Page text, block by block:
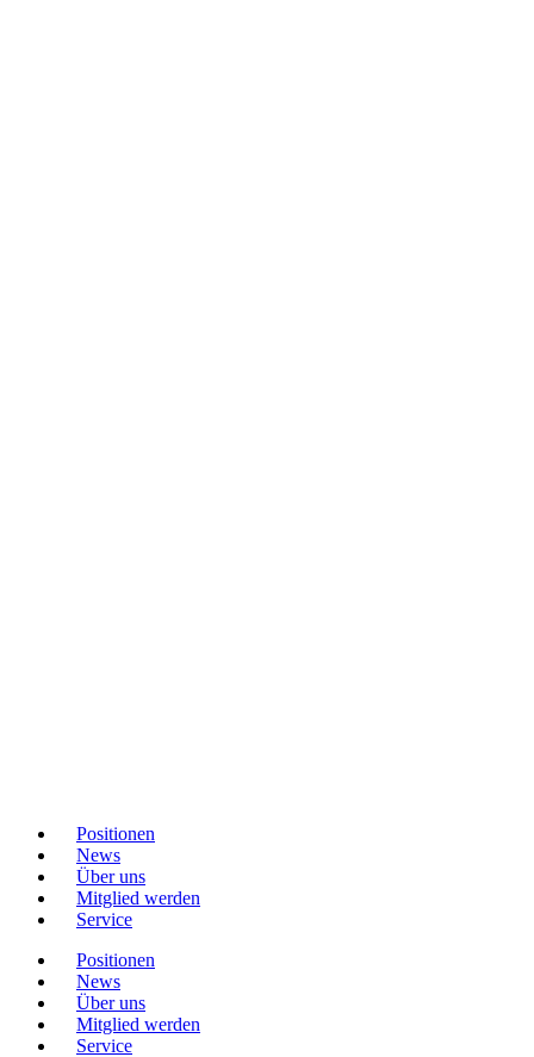
Positionen
News
Über uns
Mitglied werden
Service
Positionen
News
Über uns
Mitglied werden
Service